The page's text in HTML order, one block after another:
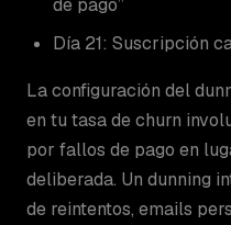
Día 21: Suscripción
La configuración del
en tu tasa de churn
por fallos de pago en
deliberada. Un dunning
de reintentos, emails